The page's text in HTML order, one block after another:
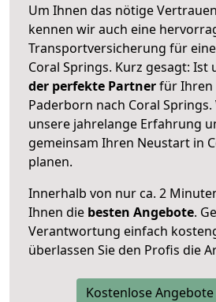
Um Ihnen das nötige
kennen wir auch eine
Transportversicherung für
Coral Springs. Kurz gesagt: Ist
der perfekte Partnerfür Ihren
Paderborn nach Coral
unsere jahrelange Erfahrung
gemeinsam Ihren Neustart in
planen.
Innerhalb von nur ca. 2
Ihnen die besten Angebote.
Verantwortung einfach
überlassen Sie den Profis die
Kostenlose